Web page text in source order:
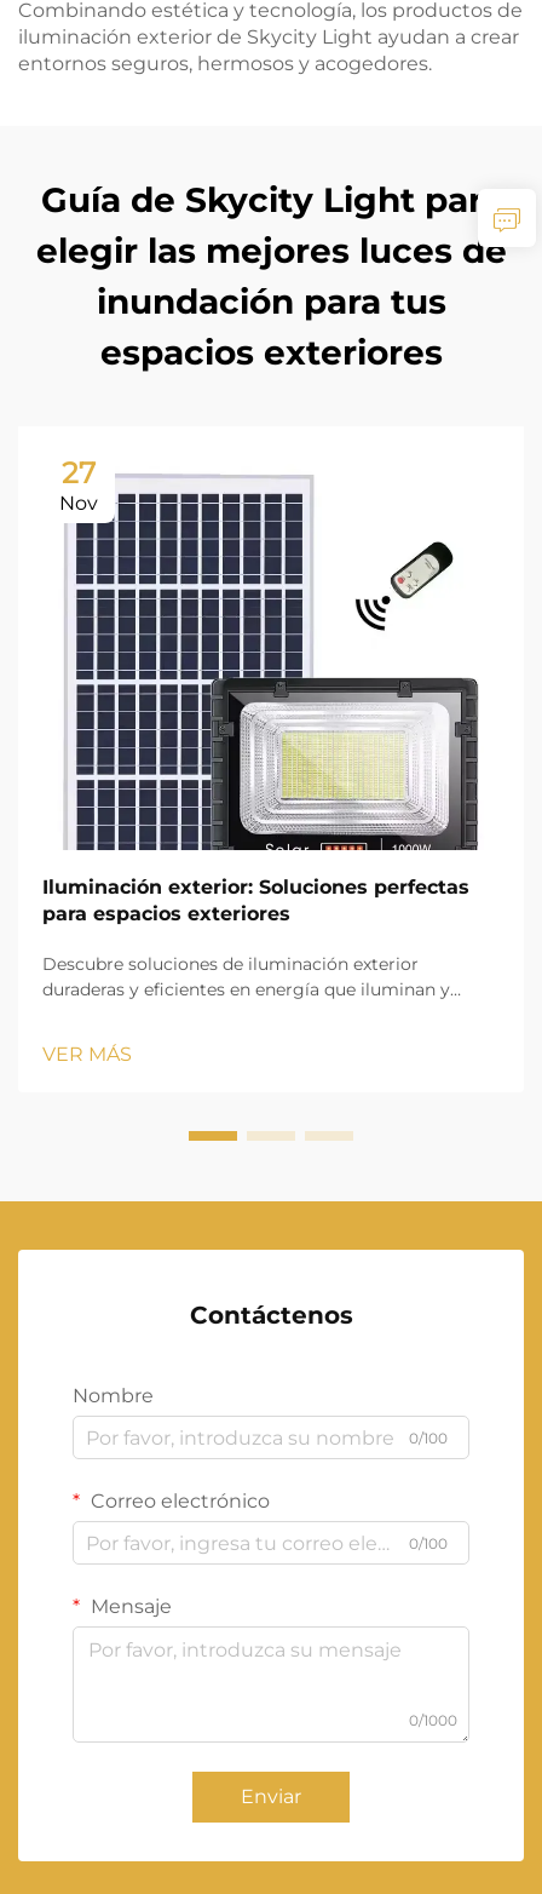
Combinando estética y tecnología, los productos de
iluminación exterior de Skycity Light ayudan a crear
entornos seguros, hermosos y acogedores.
Guía de Skycity Light para
elegir las mejores luces de
inundación para tus
espacios exteriores
27
Nov
Iluminación exterior: Soluciones perfectas
para espacios exteriores
Descubre soluciones de iluminación exterior
duraderas y eficientes en energía que iluminan y
VER MÁS
Contáctenos
Nombre
0/100
Correo electrónico
0/100
Mensaje
0/1000
Enviar